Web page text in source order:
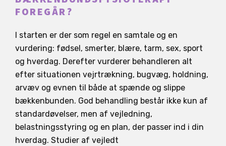
FOREGÅR?
I starten er der som regel en samtale og en
vurdering: fødsel, smerter, blære, tarm, sex, sport
og hverdag. Derefter vurderer behandleren alt
efter situationen vejrtrækning, bugvæg, holdning,
arvæv og evnen til både at spænde og slippe
bækkenbunden. God behandling består ikke kun af
standardøvelser, men af vejledning,
belastningsstyring og en plan, der passer ind i din
hverdag. Studier af vejledt